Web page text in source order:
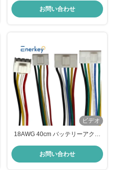
PH2.0mm インターフェースボー
ド エクストラ ボトムプレート
お問い合わせ
ビデオ
18AWG 40cm バッテリーアクセ
イヤリングハーネスコネクタ
お問い合わせ